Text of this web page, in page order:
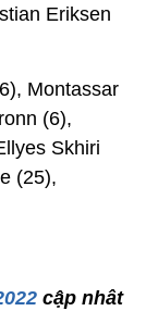
Eriksen
Montassar
(6),
Skhiri
(25),
cập nhât